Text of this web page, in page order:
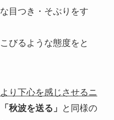
目つき・そぶりをす
びるような態度をと
より下心を感じさせるニ
「秋波を送る」
と同様の